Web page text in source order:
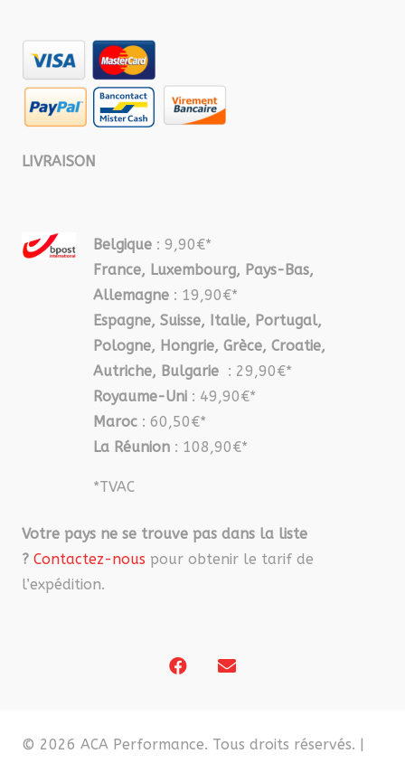
LIVRAISON
Belgique : 9,90€*
France, Luxembourg, Pays-Bas,
Allemagne : 19,90€*
Espagne, Suisse, Italie, Portugal,
Pologne, Hongrie, Grèce, Croatie,
Autriche, Bulgarie : 29,90€*
Royaume-Uni : 49,90€*
Maroc : 60,50€*
La Réunion : 108,90€*
*TVAC
Votre pays ne se trouve pas dans la liste
? Contactez-nous pour obtenir le tarif de
l’expédition.
© 2026 ACA Performance. Tous droits réservés. |